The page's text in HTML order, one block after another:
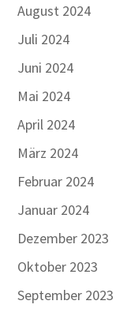
August 2024
Juli 2024
Juni 2024
Mai 2024
April 2024
März 2024
Februar 2024
Januar 2024
Dezember 2023
Oktober 2023
September 2023